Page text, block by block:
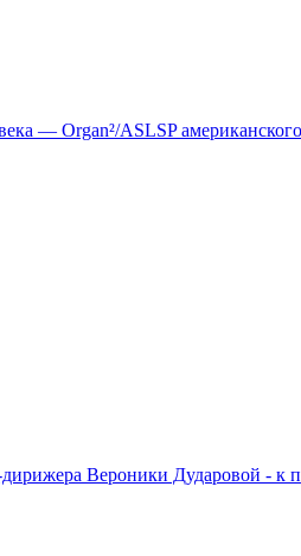
— Organ²/ASLSP
Вероники Дударовой - к